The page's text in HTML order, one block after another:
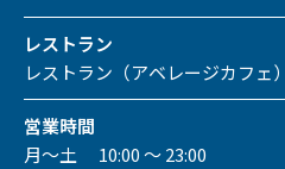
レストラン
レストラン（アベレージカフェ
営業時間
月～土 10:00 ～ 23:00